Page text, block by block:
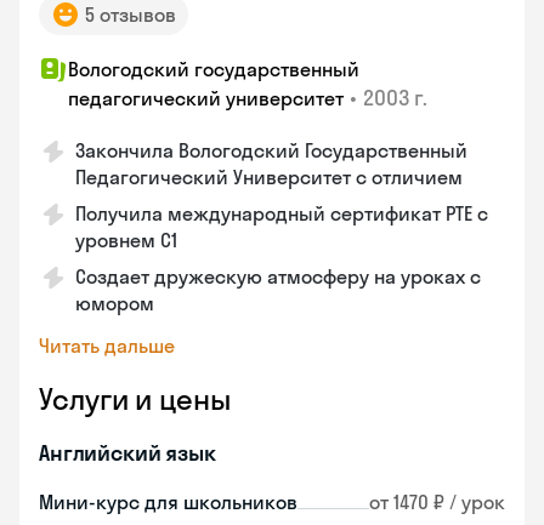
5 отзывов
Вологодский государственный
педагогический университет • 2003 г.
Закончила Вологодский Государственный
Педагогический Университет с отличием
Получила международный сертификат PTE с
уровнем C1
Создает дружескую атмосферу на уроках с
юмором
Читать дальше
Услуги и цены
Английский язык
Мини-курс для школьников от 1470 ₽ / урок